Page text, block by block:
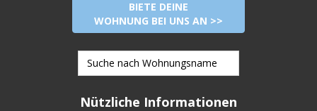
BIETE DEINE
WOHNUNG BEI UNS AN >>
Nützliche Informationen